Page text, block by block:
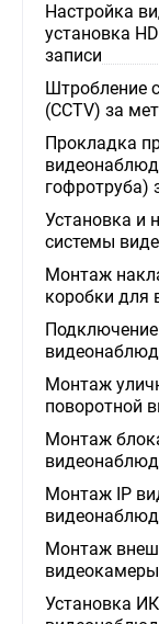
Настройка
установка
записи
Штробление
(CCTV) за
Прокладка
гофротруба)
Установка и
системы
Монтаж
коробки для
Монтаж
поворотной
Монтаж
Монтаж IP
Монтаж
видеокамеры
Установка